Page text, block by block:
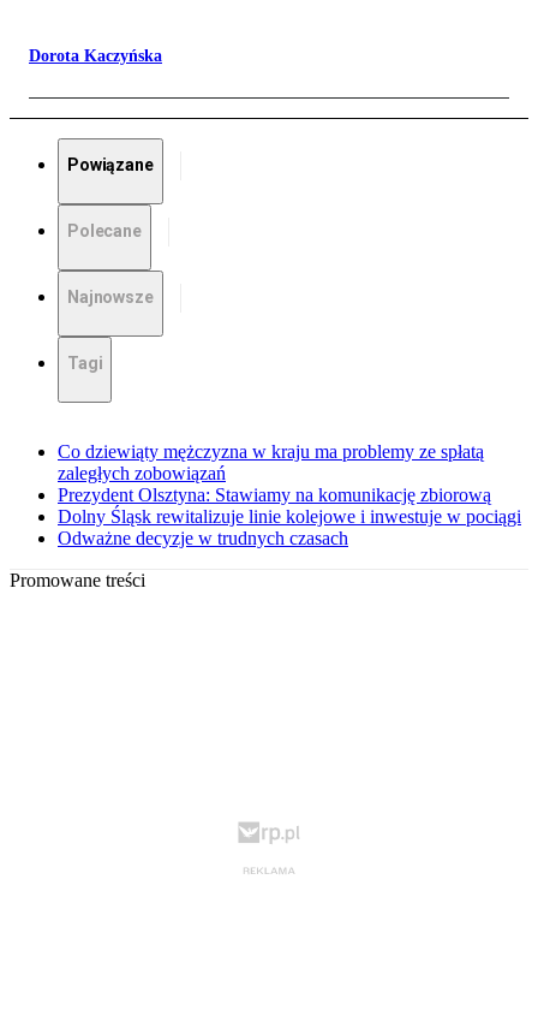
Dorota Kaczyńska
Powiązane
Polecane
Najnowsze
Tagi
Co dziewiąty mężczyzna w kraju ma problemy ze spłatą
zaległych zobowiązań
Prezydent Olsztyna: Stawiamy na komunikację zbiorową
Dolny Śląsk rewitalizuje linie kolejowe i inwestuje w pociągi
Odważne decyzje w trudnych czasach
Promowane treści